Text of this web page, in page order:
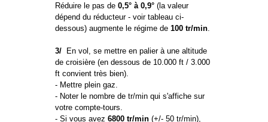
Réduire le pas de0,5° à 0,9° (la valeur
dépend du réducteur - voir tableau ci-
dessous) augmente le régime de100 tr/min.
3/ En vol, se mettre en palier à une altitude
de croisière (en dessous de 10.000 ft / 3.000
ft convient très bien).
- Mettre plein gaz.
- Noter le nombre de tr/min qui s'affiche sur
votre compte-tours.
- Si vous avez6800 tr/min (+/- 50 tr/min),